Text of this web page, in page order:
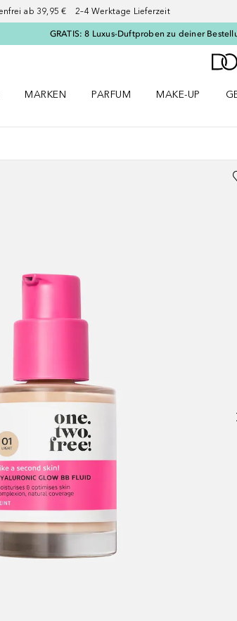
ab 39,95 € 2–4 Werktage Lieferzeit
GRATIS: 8 Luxus-Duftproben zu deiner
MARKEN
PARFUM
MAKE-UP